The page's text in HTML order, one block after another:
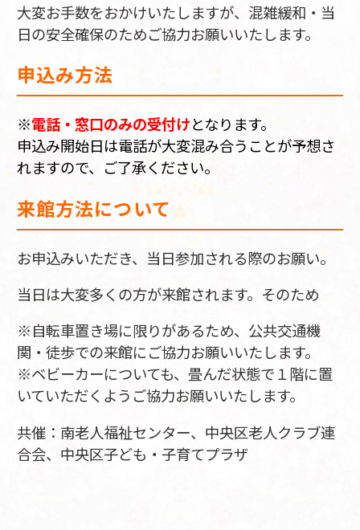
大変お手数をおかけいたしますが、混雑緩和・当
日の安全確保のためご協力お願いいたします。
申込み方法
※電話・窓口のみの受付けとなります。
申込み開始日は電話が大変混み合うことが予想さ
れますので、ご了承ください。
来館方法について
お申込みいただき、当日参加される際のお願い。
当日は大変多くの方が来館されます。そのため
※自転車置き場に限りがあるため、公共交通機
関・徒歩での来館にご協力お願いいたします。
※ベビーカーについても、畳んだ状態で１階に置
いていただくようご協力お願いいたします。
共催：南老人福祉センター、中央区老人クラブ連
合会、中央区子ども・子育てプラザ